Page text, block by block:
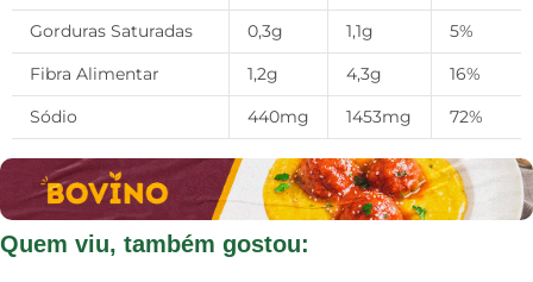
Gorduras Saturadas
0,3g 1,1g
5%
Fibra Alimentar
1,2g 4,3g
16%
Sódio
440mg 1453mg 72%
Quem viu, também gostou: